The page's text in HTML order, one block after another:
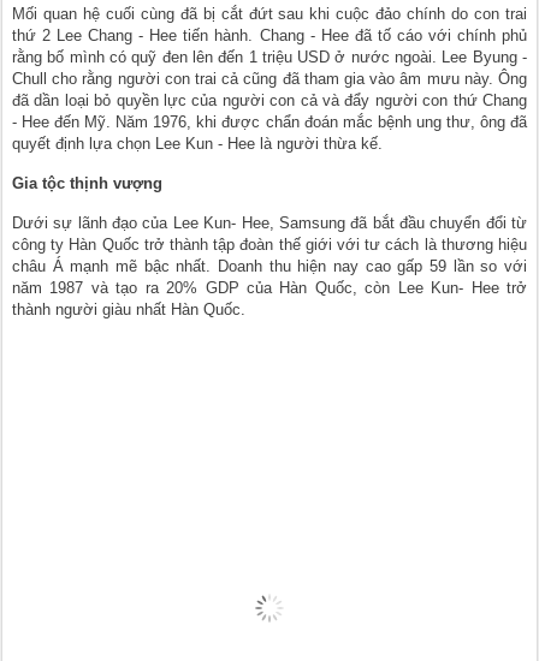
Mối quan hệ cuối cùng đã bị cắt đứt sau khi cuộc đảo chính do con trai
thứ 2 Lee Chang - Hee tiến hành. Chang - Hee đã tố cáo với chính phủ
rằng bố mình có quỹ đen lên đến 1 triệu USD ở nước ngoài. Lee Byung -
Chull cho rằng người con trai cả cũng đã tham gia vào âm mưu này. Ông
đã dần loại bỏ quyền lực của người con cả và đẩy người con thứ Chang
- Hee đến Mỹ. Năm 1976, khi được chẩn đoán mắc bệnh ung thư, ông đã
quyết định lựa chọn Lee Kun - Hee là người thừa kế.
Gia tộc thịnh vượng
Dưới sự lãnh đạo của Lee Kun- Hee, Samsung đã bắt đầu chuyển đổi từ
công ty Hàn Quốc trở thành tập đoàn thế giới với tư cách là thương hiệu
châu Á mạnh mẽ bậc nhất. Doanh thu hiện nay cao gấp 59 lần so với
năm 1987 và tạo ra 20% GDP của Hàn Quốc, còn Lee Kun- Hee trở
thành người giàu nhất Hàn Quốc.